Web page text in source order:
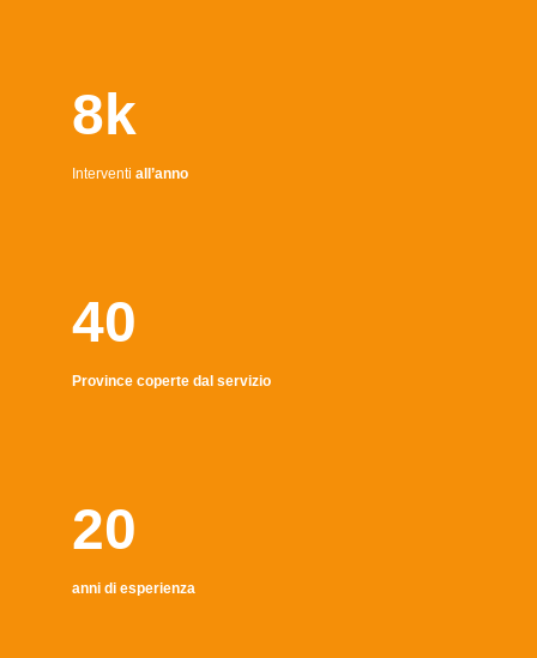
8k
Interventi all’anno
40
Province coperte dal servizio
20
anni di esperienza